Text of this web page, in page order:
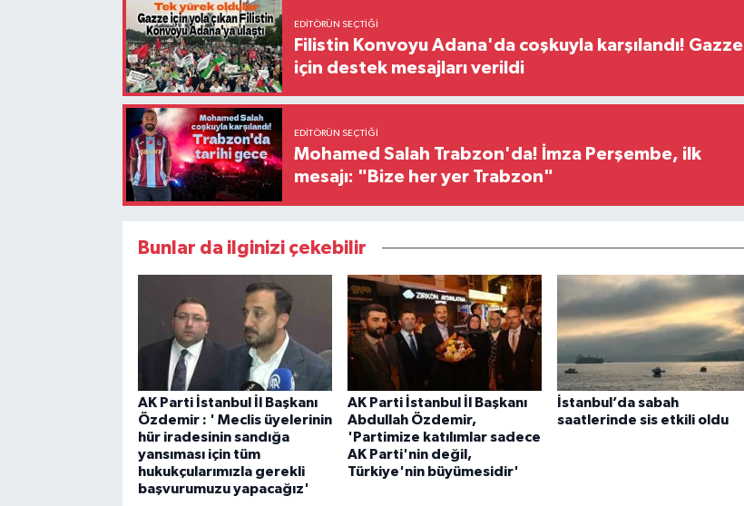
EDITÖRÜN SEÇTIĞI
Filistin Konvoyu Adana'da coşkuyla karşılandı! Gazze
için destek mesajları verildi
EDITÖRÜN SEÇTIĞI
Mohamed Salah Trabzon'da! İmza Perşembe, ilk
mesajı: "Bize her yer Trabzon"
Bunlar da ilginizi çekebilir
AK Parti İstanbul İl Başkanı
Özdemir : ' Meclis üyelerinin
hür iradesinin sandığa
yansıması için tüm
hukukçularımızla gerekli
başvurumuzu yapacağız'
AK Parti İstanbul İl Başkanı
Abdullah Özdemir,
'Partimize katılımlar sadece
AK Parti'nin değil,
Türkiye'nin büyümesidir'
İstanbul’da sabah
saatlerinde sis etkili oldu